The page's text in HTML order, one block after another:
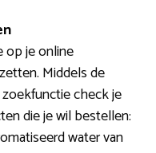
op je online
Middels de
check je
die je wil bestellen:
water van